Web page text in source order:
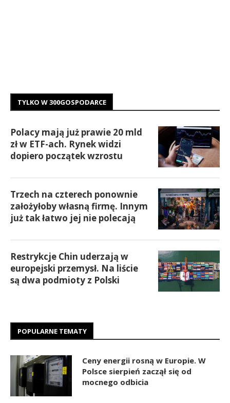
TYLKO W 300GOSPODARCE
Polacy mają już prawie 20 mld
zł w ETF-ach. Rynek widzi
dopiero początek wzrostu
Trzech na czterech ponownie
założyłoby własną firmę. Innym
już tak łatwo jej nie polecają
Restrykcje Chin uderzają w
europejski przemysł. Na liście
są dwa podmioty z Polski
POPULARNE TEMATY
Ceny energii rosną w Europie. W
Polsce sierpień zaczął się od
mocnego odbicia